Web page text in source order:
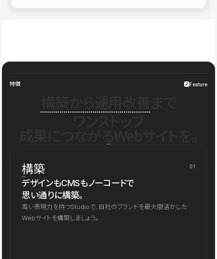
特徴 Feature
構築 01
デザインもCMSもノーコードで
思い通りに構築。
高い表現力を持つStudioで、自社のブランドを最大限活かした
Webサイトを構築しましょう。